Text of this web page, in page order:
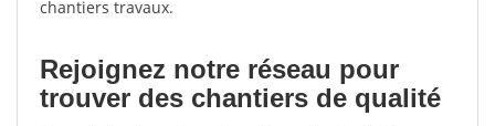
chantiers travaux.
Rejoignez notre réseau pour
trouver des chantiers de qualité